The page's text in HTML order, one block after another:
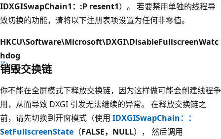
IDXGISwapChain1：:P resent1）。 若要禁用单独的线程导
致切换的功能，请将以下注册表项设置为任何非零值。
HKCU\Software\Microsoft\DXGI\DisableFullscreenWatc
hdog
销毁交换链
你不能在全屏模式下释放交换链，因为这样做可能会创建线程争
用，从而导致 DXGI 引发无法继续的异常。 在释放交换链之
前，请先切换到开窗模式（使用 IDXGISwapChain：：
SetFullscreenState （FALSE，NULL）， 然后调用